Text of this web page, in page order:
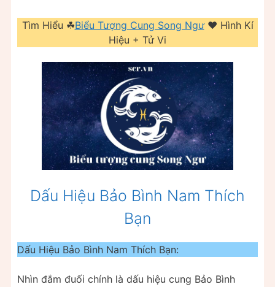
Tìm Hiểu ☘Biểu Tượng Cung Song Ngư❤️️ Hình Kí
Hiệu + Tử Vi
Dấu Hiệu Bảo Bình Nam Thích
Bạn
Dấu Hiệu Bảo Bình Nam Thích Bạn:
Nhìn đắm đuối chính là dấu hiệu cung Bảo Bình